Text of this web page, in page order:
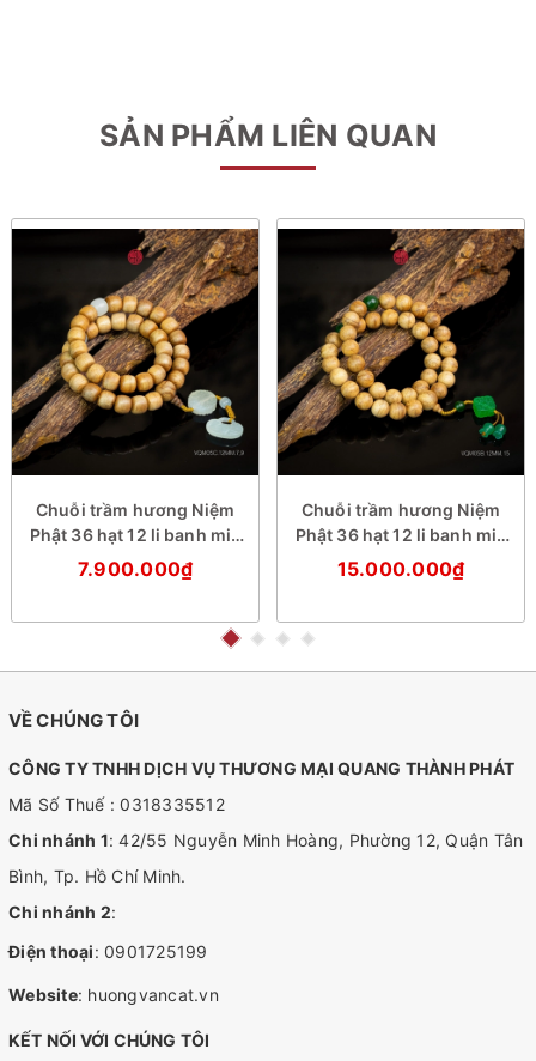
SẢN PHẨM LIÊN QUAN
Chuỗi trầm hương Niệm
Phật 36 hạt 12 li banh mix
đá trắng
7.900.000₫
Chuỗi trầm hương Niệm
Phật 36 hạt 12 li banh mix
đá xanh
15.000.000₫
VỀ CHÚNG TÔI
CÔNG TY TNHH DỊCH VỤ THƯƠNG MẠI QUANG THÀNH PHÁT
Mã Số Thuế : 0318335512
Chi nhánh 1: 42/55 Nguyễn Minh Hoàng, Phường 12, Quận Tân
Bình, Tp. Hồ Chí Minh.
Chi nhánh 2:
Điện thoại: 0901725199
Website: huongvancat.vn
KẾT NỐI VỚI CHÚNG TÔI